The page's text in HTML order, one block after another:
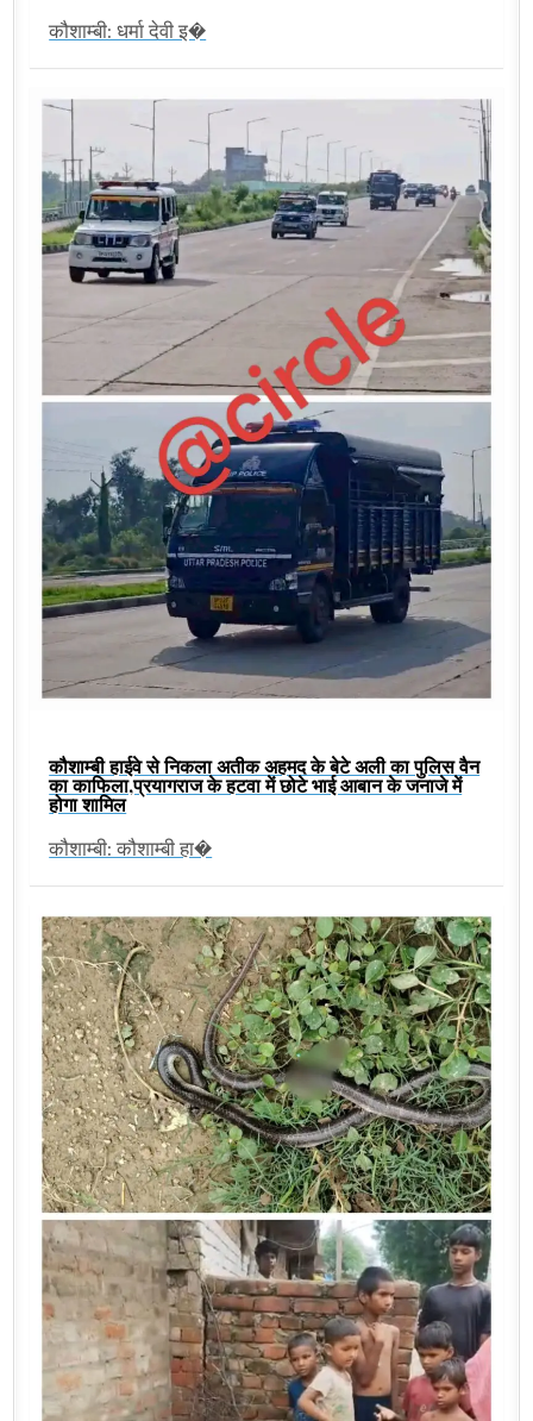
कौशाम्बी: धर्मा देवी इ�
कौशाम्बी हाईवे से निकला अतीक अहमद के बेटे अली का पुलिस वैन
का काफिला,प्रयागराज के हटवा में छोटे भाई आबान के जनाजे में
होगा शामिल
कौशाम्बी: कौशाम्बी हा�